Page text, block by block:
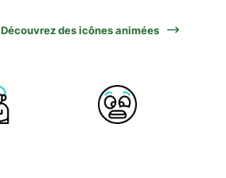
Découvrez des icônes animées